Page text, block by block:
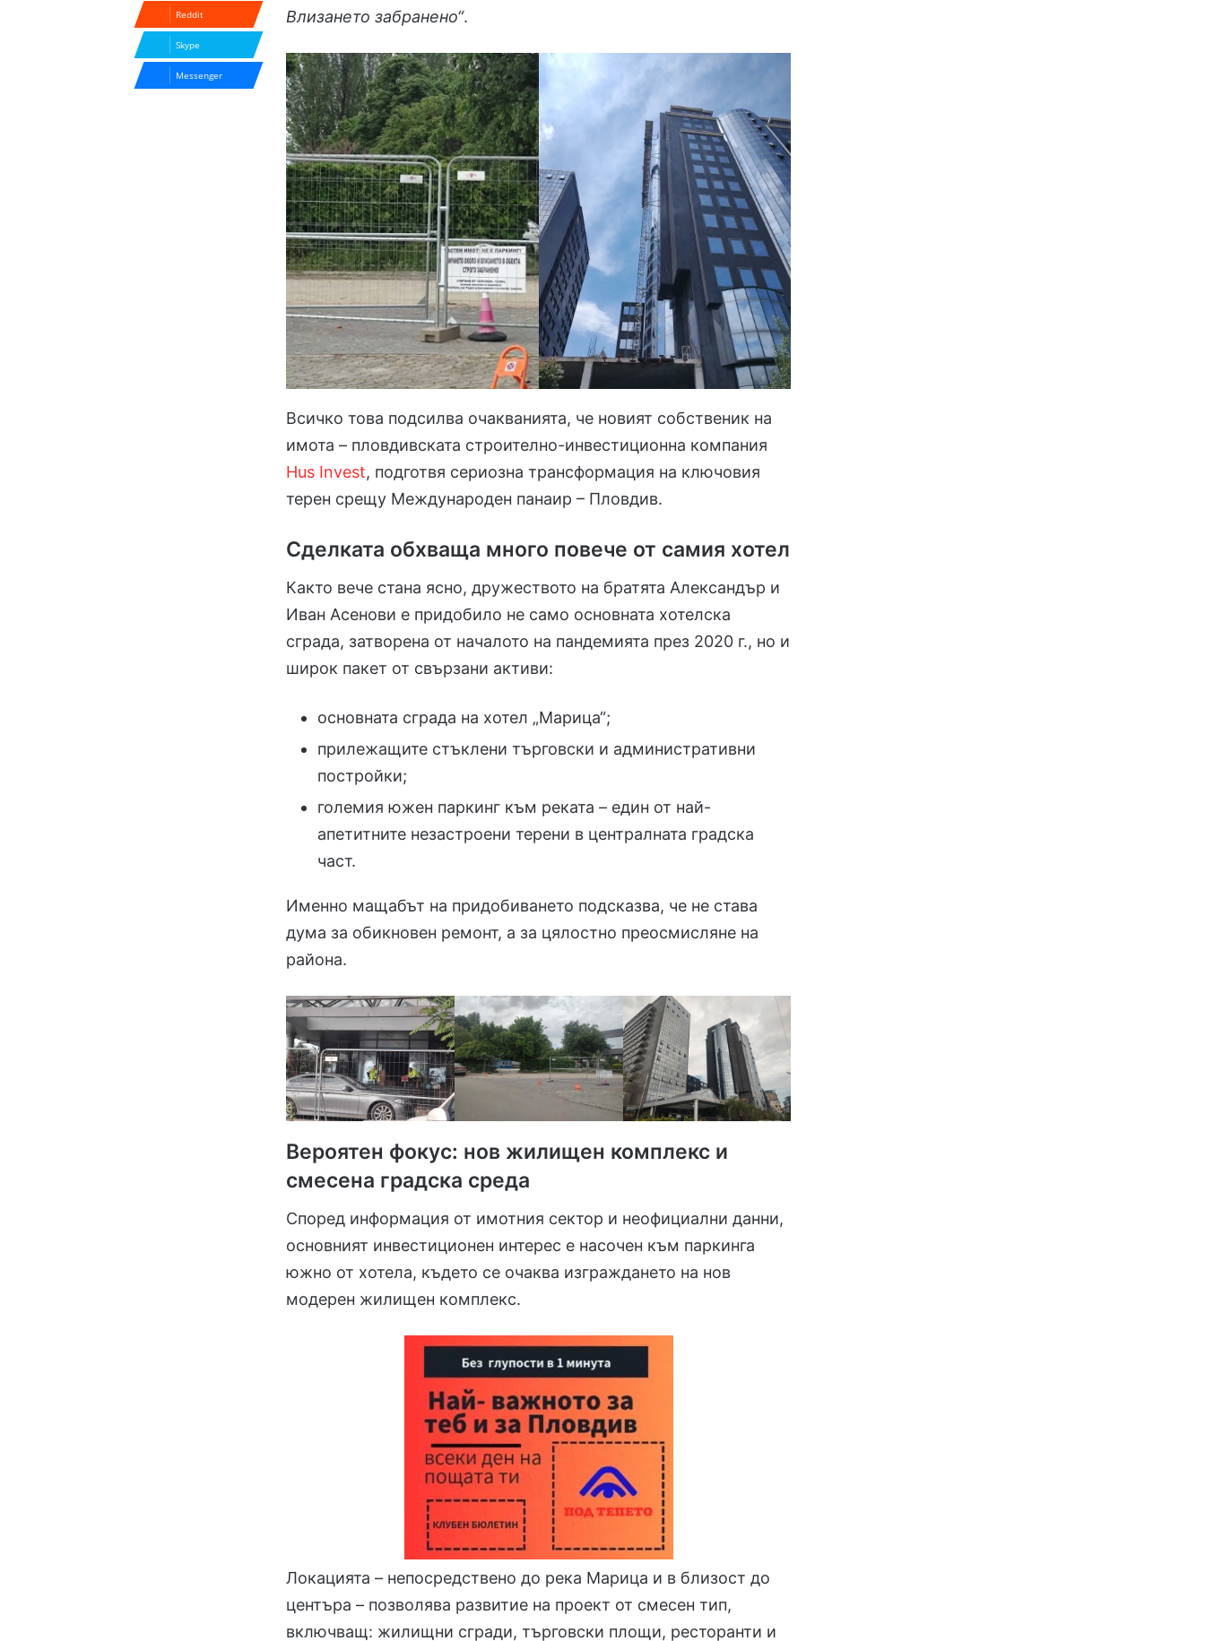
Влизането забранено“.
Всичко това подсилва очакванията, че новият собственик на
имота – пловдивската строително-инвестиционна компания
Hus Invest, подготвя сериозна трансформация на ключовия
терен срещу Международен панаир – Пловдив.
Сделката обхваща много повече от самия хотел
Както вече стана ясно, дружеството на братята Александър и
Иван Асенови е придобило не само основната хотелска
сграда, затворена от началото на пандемията през 2020 г., но и
широк пакет от свързани активи:
основната сграда на хотел „Марица“;
прилежащите стъклени търговски и административни
постройки;
големия южен паркинг към реката – един от най-
апетитните незастроени терени в централната градска
част.
Именно мащабът на придобиването подсказва, че не става
дума за обикновен ремонт, а за цялостно преосмисляне на
района.
Вероятен фокус: нов жилищен комплекс и
смесена градска среда
Според информация от имотния сектор и неофициални данни,
основният инвестиционен интерес е насочен към паркинга
южно от хотела, където се очаква изграждането на нов
модерен жилищен комплекс.
Локацията – непосредствено до река Марица и в близост до
центъра – позволява развитие на проект от смесен тип,
включващ: жилищни сгради, търговски площи, ресторанти и
Reddit
Skype
Messenger